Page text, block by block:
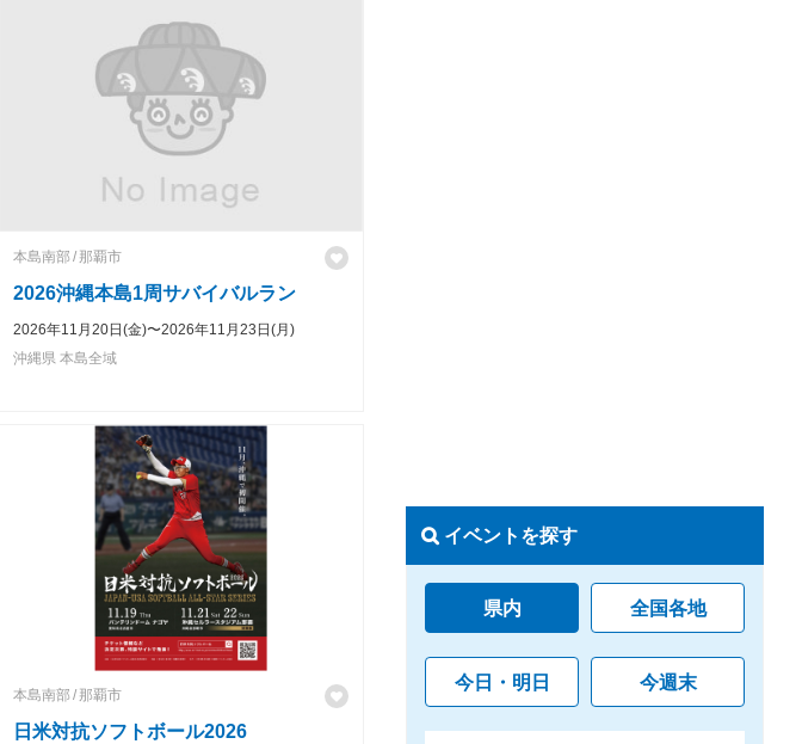
本島南部 那覇市
2026沖縄本島1周サバイバルラン
2026年11月20日(金)〜2026年11月23日(月)
沖縄県 本島全域
本島南部 那覇市
日米対抗ソフトボール2026
イベントを探す
県内 全国各地
今日・明日 今週末